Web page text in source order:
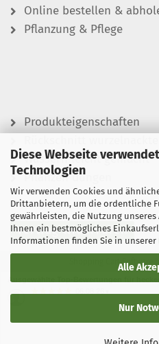
Diese Webseite
Technologien
Wir verwenden Cookies und
Drittanbietern, um die ordentliche
gewährleisten, die Nutzung
Ihnen ein bestmögliches
Informationen finden Sie in unserer
Alle
Nur
Online bestellen &
Pflanzung & Pflege
Produkteigenschaften
Wässern leicht gemacht
Pflanzen düngen
Vertrag widerrufen
Shopping Cart Software
Ausgewählte Top-Bewertungen für